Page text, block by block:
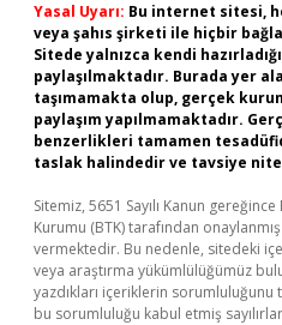
Yasal Uyarı: Bu internet sitesi,
veya şahıs şirketi ile hiçbir
Sitede yalnızca kendi
paylaşılmaktadır. Burada yer
taşımamakta olup, gerçek
paylaşım yapılmamaktadır.
benzerlikleri tamamen
taslak halindedir ve tavsiye
Sitemiz, 5651 Sayılı Kanun
Kurumu (BTK) tarafından
vermektedir. Bu nedenle, sitedeki
veya araştırma yükümlülüğümüz
yazdıkları içeriklerin
bu sorumluluğu kabul etmiş